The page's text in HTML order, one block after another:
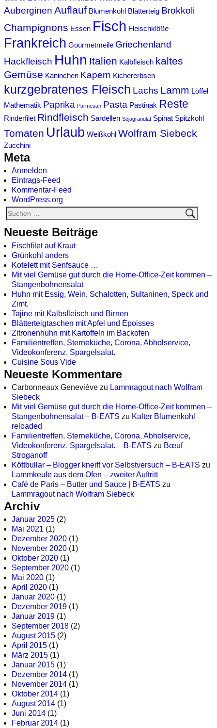
Auberginen Auflauf Blumenkohl Blätterteig Brokkoli
Champignons Essen Fisch Fleischklöße
Frankreich Gourmetmeile Griechenland
Hackfleisch Huhn Italien Kalbfleisch kaltes
Gemüse Kaninchen Kapern Kichererbsen
kurzgebratenes Fleisch Lachs Lamm Löffel
Mathematik Paprika Parmesan Pasta Pastinak Reste
Rinderfilet Rindfleisch Sardellen Sojagranulat Spinat Spitzkohl
Tomaten Urlaub Weißkohl Wolfram Siebeck
Zucchini
Meta
Anmelden
Eintrags-Feed
Kommentar-Feed
WordPress.org
Neueste Beiträge
Fischfilet auf Kraut
Grünkohl anders
Kotelett mit Senfsauce …
Mit viel Gemüse gut durch die Home-Office-Zeit kommen –
Stangenbohnensalat
Huhn mit Essig, Wein, Schalotten, Sultaninen, Speck und
Zimt.
Tajine mit Kalbsfleisch und Birnen
Blätterteigtaschen mit Apfel und Époisses
Zitronenhuhn mit Kartoffeln im Backofen
Familientreffen, Sterneküche, Corona, Abholservice,
Videokonferenz, Spargelsalat.
Cuisine Sous Vide
Neueste Kommentare
Carbonneaux Geneviève zu Lammragout nach Wolfram
Siebeck
Mit viel Gemüse gut durch die Home-Office-Zeit kommen –
Stangenbohnensalat – B-EATS zu Kalter Blumenkohl
reloaded
Familientreffen, Sterneküche, Corona, Abholservice,
Videokonferenz, Spargelsalat. – B-EATS zu Bœuf
Stroganoff
Köttbullar – Blogger kneift vor Selbstversuch – B-EATS zu
Lammkeule aus dem Ofen – zweiter Auftritt
Café de Paris – Butter und Sauce | B-EATS zu
Lammragout nach Wolfram Siebeck
Archiv
Januar 2025 (2)
Mai 2021 (1)
Dezember 2020 (1)
November 2020 (1)
Oktober 2020 (1)
September 2020 (1)
Mai 2020 (1)
April 2020 (1)
Januar 2020 (1)
Dezember 2019 (1)
Januar 2019 (1)
September 2018 (2)
August 2015 (2)
April 2015 (1)
März 2015 (1)
Januar 2015 (1)
Dezember 2014 (1)
November 2014 (1)
Oktober 2014 (1)
August 2014 (1)
Juni 2014 (1)
Februar 2014 (1)